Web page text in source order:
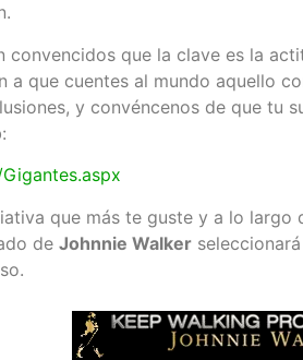
convencidos que la clave es la
a que cuentes al mundo aquello
y convéncenos de que tu
que más te guste y a lo
de Johnnie Walker